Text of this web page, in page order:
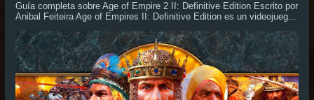
Guía completa sobre Age of Empire 2 II: Definitive Edition Escrito por
Anibal Feiteira Age of Empires II: Definitive Edition es un videojueg...